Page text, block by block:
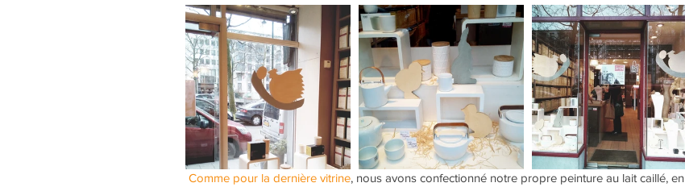
Comme pour la dernière vitrine, nous avons confectionné notre propre peinture au lait caillé, en